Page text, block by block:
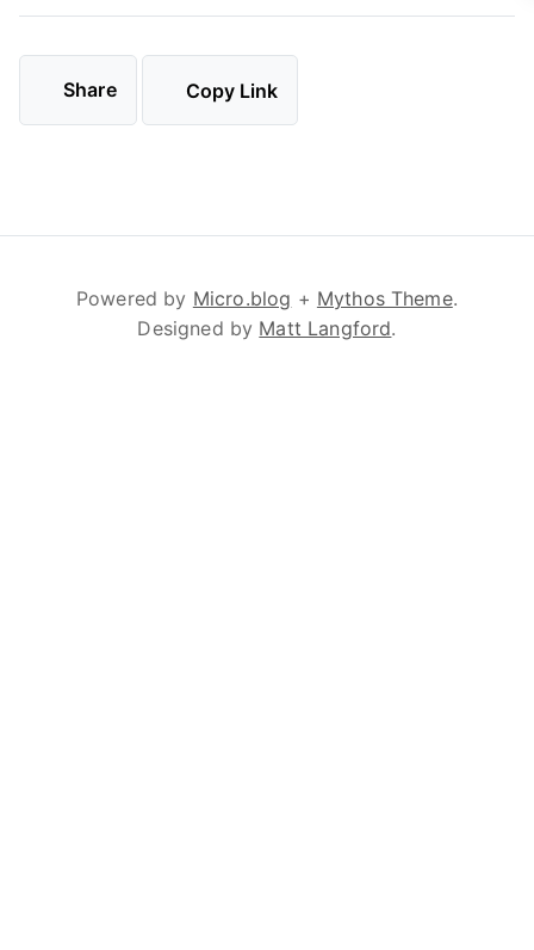
Share Copy Link
Powered by Micro.blog + Mythos Theme.
Designed by Matt Langford.